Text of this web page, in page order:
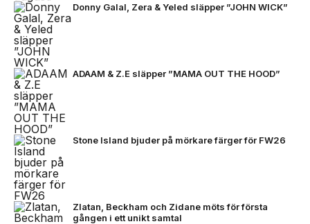
Donny Galal, Zera & Yeled släpper ”JOHN WICK”
ADAAM & Z.E släpper ”MAMA OUT THE HOOD”
Stone Island bjuder på mörkare färger för FW26
Zlatan, Beckham och Zidane möts för första
gången i ett unikt samtal